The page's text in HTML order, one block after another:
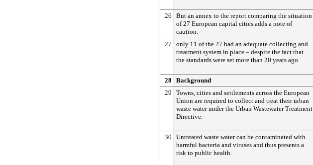
26
But an annex to the report comparing the situation
of 27 European capital cities adds a note of
caution:
27
only 11 of the 27 had an adequate collecting and
treatment system in place – despite the fact that
the standards were set more than 20 years ago.
28
Background
29
Towns, cities and settlements across the European
Union are required to collect and treat their urban
waste water under the Urban Wastewater Treatment
Directive.
30
Untreated waste water can be contaminated with
harmful bacteria and viruses and thus presents a
risk to public health.